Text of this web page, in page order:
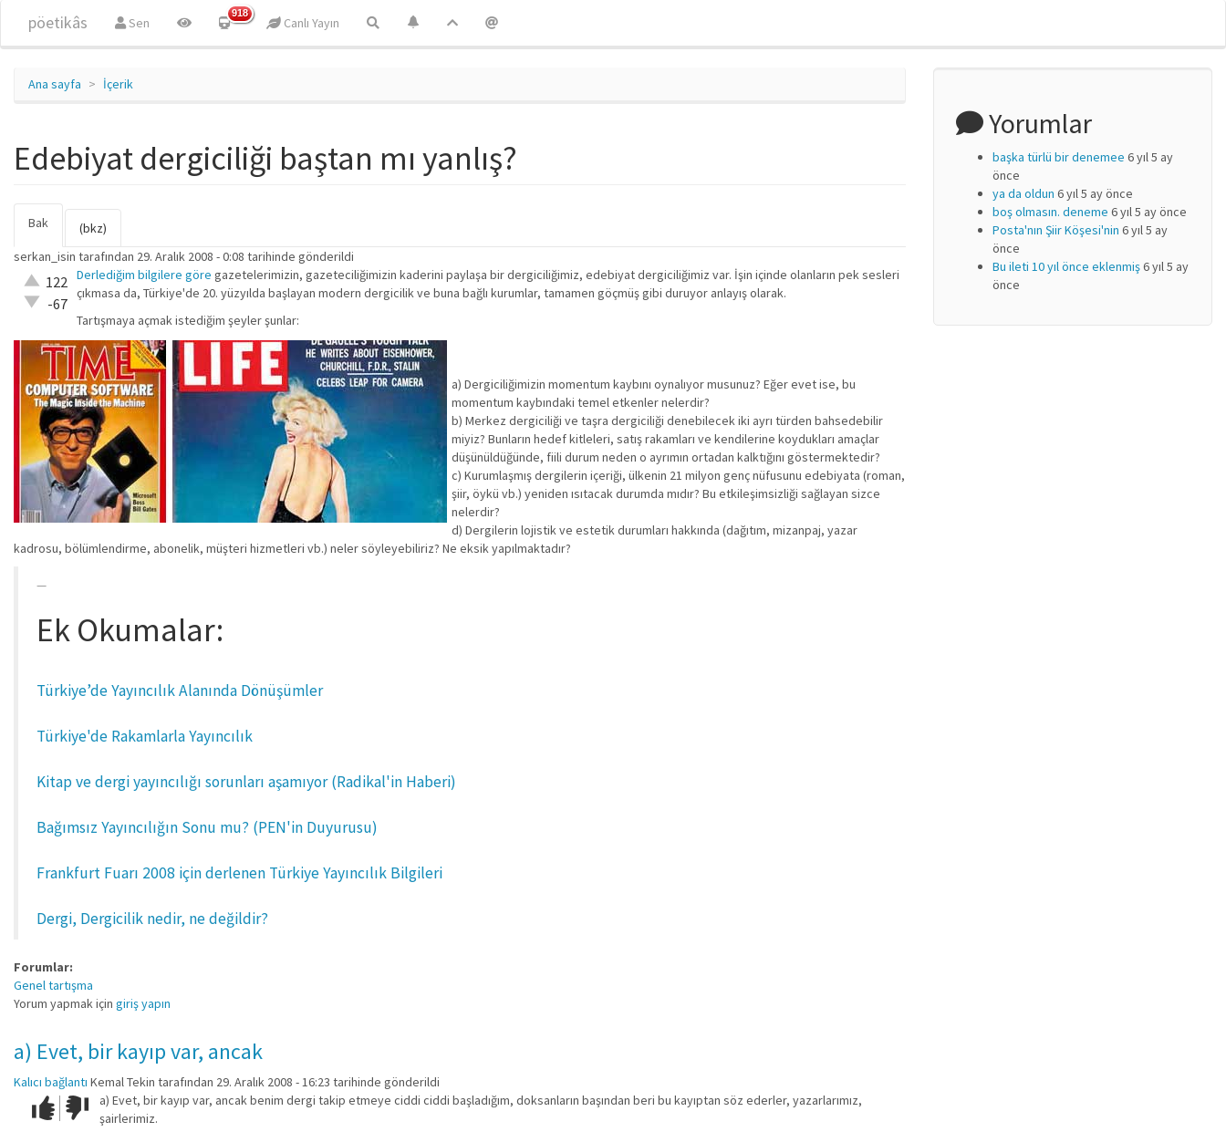
pöetikâs Sen
918
Canlı Yayın
Ana sayfa İçerik
Edebiyat dergiciliği baştan mı yanlış?
Birincil sekmeler
Bak
sekme)
(bkz)
serkan_isin tarafından 29. Aralık 2008 - 0:08 tarihinde gönderildi
Çok iyi!
122
O kadar
-67
Derlediğim bilgilere göre gazetelerimizin, gazeteciliğimizin kaderini paylaşa bir dergiciliğimiz, edebiyat dergiciliğimiz var. İşin içinde olanların pek sesleri
çıkmasa da, Türkiye'de 20. yüzyılda başlayan modern dergicilik ve buna bağlı kurumlar, tamamen göçmüş gibi duruyor anlayış olarak.
Tartışmaya açmak istediğim şeyler şunlar:
a) Dergiciliğimizin momentum kaybını oynalıyor musunuz? Eğer evet ise, bu
momentum kaybındaki temel etkenler nelerdir?
b) Merkez dergiciliği ve taşra dergiciliği denebilecek iki ayrı türden bahsedebilir
miyiz? Bunların hedef kitleleri, satış rakamları ve kendilerine koydukları amaçlar
düşünüldüğünde, fiili durum neden o ayrımın ortadan kalktığını göstermektedir?
c) Kurumlaşmış dergilerin içeriği, ülkenin 21 milyon genç nüfusunu edebiyata (roman,
şiir, öykü vb.) yeniden ısıtacak durumda mıdır? Bu etkileşimsizliği sağlayan sizce
nelerdir?
d) Dergilerin lojistik ve estetik durumları hakkında (dağıtım, mizanpaj, yazar
kadrosu, bölümlendirme, abonelik, müşteri hizmetleri vb.) neler söyleyebiliriz? Ne eksik yapılmaktadır?
Ek Okumalar:
Türkiye’de Yayıncılık Alanında Dönüşümler
Türkiye'de Rakamlarla Yayıncılık
Kitap ve dergi yayıncılığı sorunları aşamıyor (Radikal'in Haberi)
Bağımsız Yayıncılığın Sonu mu? (PEN'in Duyurusu)
Frankfurt Fuarı 2008 için derlenen Türkiye Yayıncılık Bilgileri
Dergi, Dergicilik nedir, ne değildir?
Forumlar:
Genel tartışma
Yorum yapmak için giriş yapın
a) Evet, bir kayıp var, ancak
Kalıcı bağlantı Kemal Tekin tarafından 29. Aralık 2008 - 16:23 tarihinde gönderildi
Çok iyi!O
kadar
a) Evet, bir kayıp var, ancak benim dergi takip etmeye ciddi ciddi başladığım, doksanların başından beri bu kayıptan söz ederler, yazarlarımız,
şairlerimiz.
Yorumlar
başka türlü bir denemee 6 yıl 5 ay
önce
ya da oldun 6 yıl 5 ay önce
boş olmasın. deneme 6 yıl 5 ay önce
Posta'nın Şiir Köşesi'nin 6 yıl 5 ay
önce
Bu ileti 10 yıl önce eklenmiş6 yıl 5 ay
önce